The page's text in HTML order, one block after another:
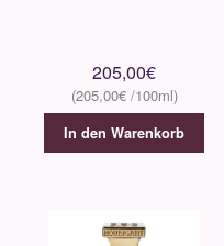
205,00€
205,00€
In den Warenkorb